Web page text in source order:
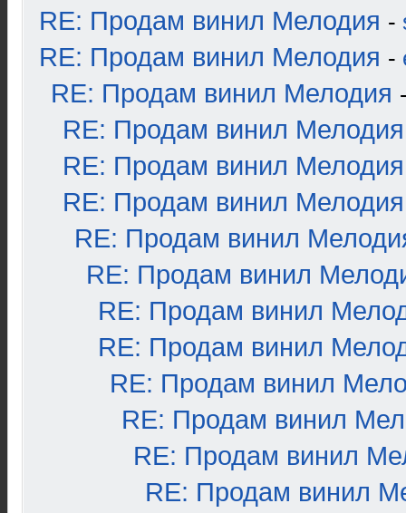
RE: Продам винил Мелодия -
RE: Продам винил Мелодия -
RE: Продам винил Мелодия
RE: Продам винил Мелодия
RE: Продам винил Мелодия
RE: Продам винил Мелодия
RE: Продам винил
RE: Продам винил
RE: Продам винил
RE: Продам винил
RE: Продам винил
RE: Продам винил
RE: Продам винил
RE: Продам винил